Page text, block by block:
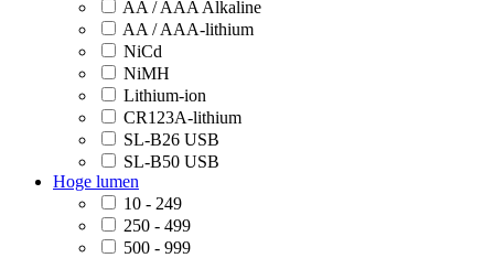
AA / AAA Alkaline
AA / AAA-lithium
NiCd
NiMH
Lithium-ion
CR123A-lithium
SL-B26 USB
SL-B50 USB
Hoge lumen
10 - 249
250 - 499
500 - 999